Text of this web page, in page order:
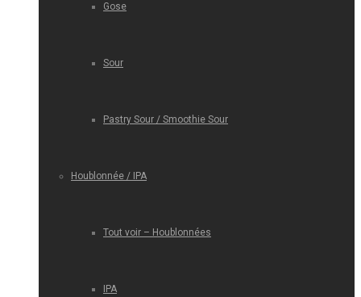
Gose
Sour
Pastry Sour / Smoothie Sour
Houblonnée / IPA
Tout voir – Houblonnées
IPA